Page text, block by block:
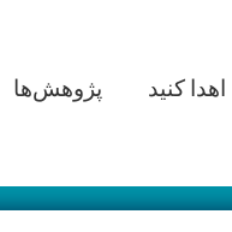
پژوهش­‌ها اهدا کنید